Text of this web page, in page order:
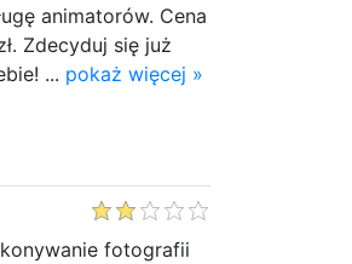
animatorów. Cena
Zdecyduj się już
... pokaż więcej »
fotografii